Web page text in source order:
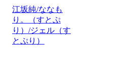
江坂純/ななも
り。（すとぷ
り）/ジェル（す
とぷり）